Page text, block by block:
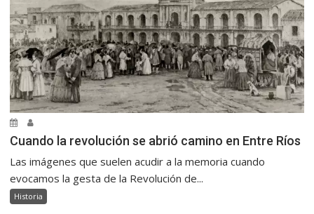
Cuando la revolución se abrió camino en Entre Ríos
Las imágenes que suelen acudir a la memoria cuando
evocamos la gesta de la Revolución de...
Historia